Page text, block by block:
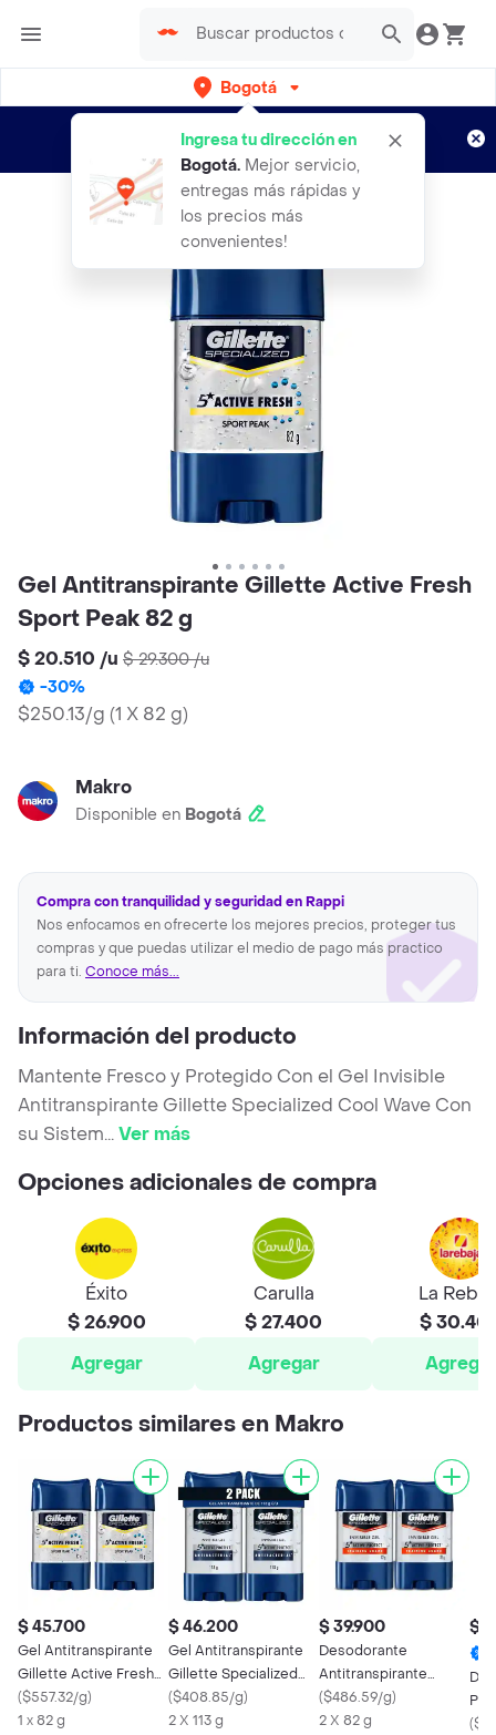
Bogotá
Ingresa tu dirección en
Bogotá. Mejor servicio,
entregas más rápidas y
los precios más
convenientes!
envíos gratis por semanas
Aplican TyC
Gel Antitranspirante Gillette Active Fresh
Sport Peak 82 g
$ 20.510 /u $ 29.300/u
-30%
$250.13/g (1 X 82 g)
Makro
Disponible en Bogotá
Compra con tranquilidad y seguridad en Rappi
Nos enfocamos en ofrecerte los mejores precios, proteger tus
compras y que puedas utilizar el medio de pago más practico
para ti. Conoce más...
Información del producto
Mantente Fresco y Protegido Con el Gel Invisible
Antitranspirante Gillette Specialized Cool Wave Con
su Sistem...Ver más
Opciones adicionales de compra
Éxito
$ 26.900
Agregar
Carulla
$ 27.400
Agregar
La
$
Agregar
Productos similares en Makro
$ 45.700
Gel Antitranspirante
Gillette Active Fresh
Sport Peak 82 g 2 Und
($557.32/g)
1 x 82 g
$ 46.200
Gel Antitranspirante
Gillette Specialized
Antibacterial 226 g
($408.85/g)
2 X 113 g
$ 39.900
Desodorante
Antitranspirante
Hombre Gillette
Specialized Gel
($486.59/g)
2 X 82 g
$
(